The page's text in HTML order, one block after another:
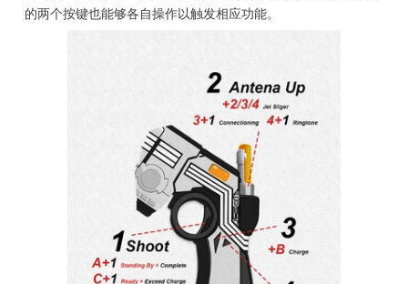
的两个按键也能够各自操作以触发相应功能。